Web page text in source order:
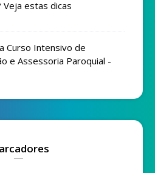
Veja estas dicas
Curso Intensivo de
e Assessoria Paroquial -